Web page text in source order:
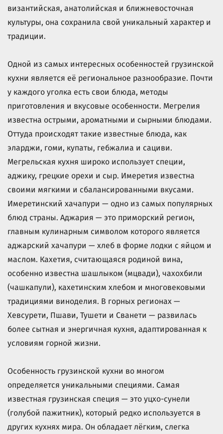
византийская, анатолийская и ближневосточная
культуры, она сохранила свой уникальный характер и
традиции.
Одной из самых интересных особенностей грузинской
кухни является её региональное разнообразие. Почти
у каждого уголка есть свои блюда, методы
приготовления и вкусовые особенности. Мегрелия
известна острыми, ароматными и сырными блюдами.
Оттуда происходят такие известные блюда, как
эларджи, гоми, купаты, гебжалиа и сациви.
Мегрельская кухня широко использует специи,
аджику, грецкие орехи и сыр. Имеретия известна
своими мягкими и сбалансированными вкусами.
Имеретинский хачапури — одно из самых популярных
блюд страны. Аджария — это приморский регион,
главным кулинарным символом которого является
аджарский хачапури — хлеб в форме лодки с яйцом и
маслом. Кахетия, считающаяся родиной вина,
особенно известна шашлыком (мцвади), чахохбили
(чашкапули), кахетинским хлебом и многовековыми
традициями виноделия. В горных регионах —
Хевсурети, Пшави, Тушети и Сванети — развилась
более сытная и энергичная кухня, адаптированная к
условиям горной жизни.
Особенность грузинской кухни во многом
определяется уникальными специями. Самая
известная грузинская специя — это уцхо-сунели
(голубой пажитник), который редко используется в
других кухнях мира. Он обладает лёгким, слегка